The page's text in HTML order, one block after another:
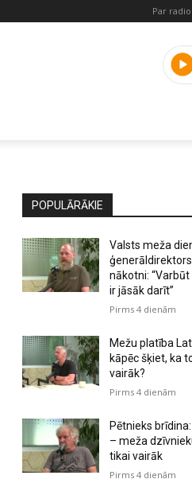
Par radio
POPULĀRĀKIE
Valsts meža
nākotni:
ir jāsāk darīt”
Pirms 4 dienām
Mežu platība
kāpēc šķiet, ka
vairāk?
Pirms 4 dienām
Pētnieks
– meža
tikai vairāk
Pirms 4 dienām